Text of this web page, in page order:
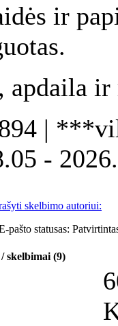
ir
apdaila ir
|
-
skelbimo autoriui:
skelbimai (9)